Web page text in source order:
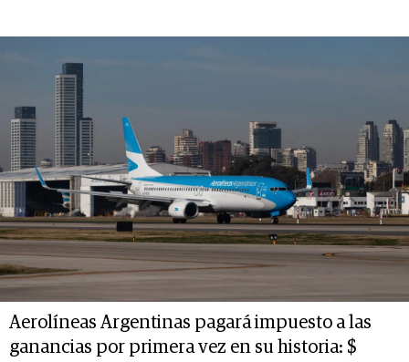
Aerolíneas Argentinas pagará impuesto a las
ganancias por primera vez en su historia: $